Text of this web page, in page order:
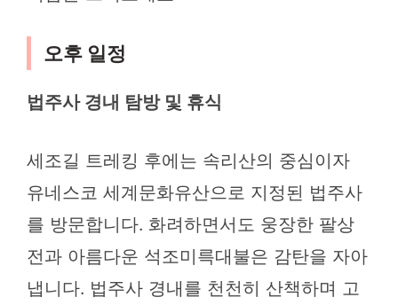
오후 일정
법주사 경내 탐방 및 휴식
세조길 트레킹 후에는 속리산의 중심이자
유네스코 세계문화유산으로 지정된 법주사
를 방문합니다. 화려하면서도 웅장한 팔상
전과 아름다운 석조미륵대불은 감탄을 자아
냅니다. 법주사 경내를 천천히 산책하며 고